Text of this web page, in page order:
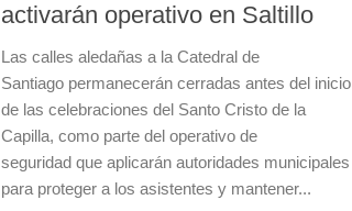
activarán operativo en Saltillo
Las calles aledañas a la Catedral de
Santiago permanecerán cerradas antes del inicio
de las celebraciones del Santo Cristo de la
Capilla, como parte del operativo de
seguridad que aplicarán autoridades municipales
para proteger a los asistentes y mantener...